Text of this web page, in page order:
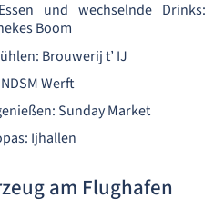
und wechselnde Drinks:
Boom
Brouwerij t’ IJ
Werft
Sunday Market
Ijhallen
am Flughafen